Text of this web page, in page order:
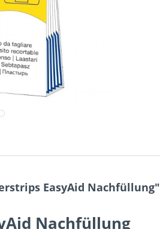
EasyAid Nachfüllung"
Nachfüllung